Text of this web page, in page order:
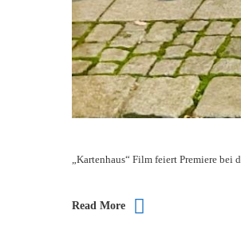
„Kartenhaus“ Film feiert Premiere
Read More